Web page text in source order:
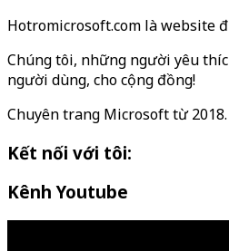
Hotromicrosoft.com là website
Chúng tôi, những người yêu
người dùng, cho cộng đồng!
Chuyên trang Microsoft từ 2018.
Kết nối với tôi:
Kênh Youtube